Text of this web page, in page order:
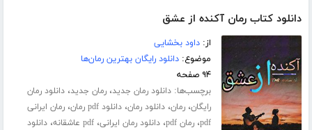
دانلود کتاب رمان آکنده از عشق
از:داود بخشایی
موضوع:دانلود رایگان بهترین رمان‌ها
۹۴ صفحه
برچسب‌ها:دانلود رمان جدید،رمان جدید،دانلود رمان
رایگان،رمان،دانلود رمان،دانلود pdf رمان ،رمان ایرانی
pdf،رمان pdf ،دانلود رمان ایرانی،pdf عاشقانه ،دانلود